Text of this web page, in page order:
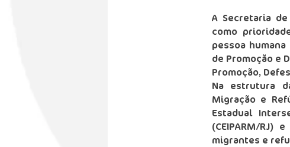
A Secretaria
como
pessoa
de Promoção e
Promoção,
Na estrutura
Migração e
Estadual
(CEIPARM/
migrantes e